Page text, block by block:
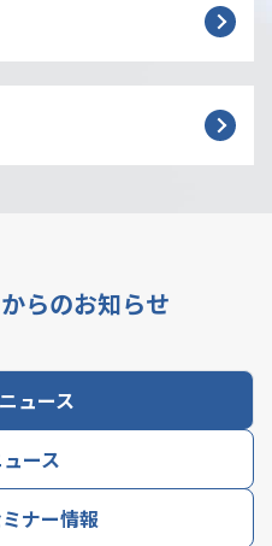
らのお知らせ
ュース
ース
ナー情報